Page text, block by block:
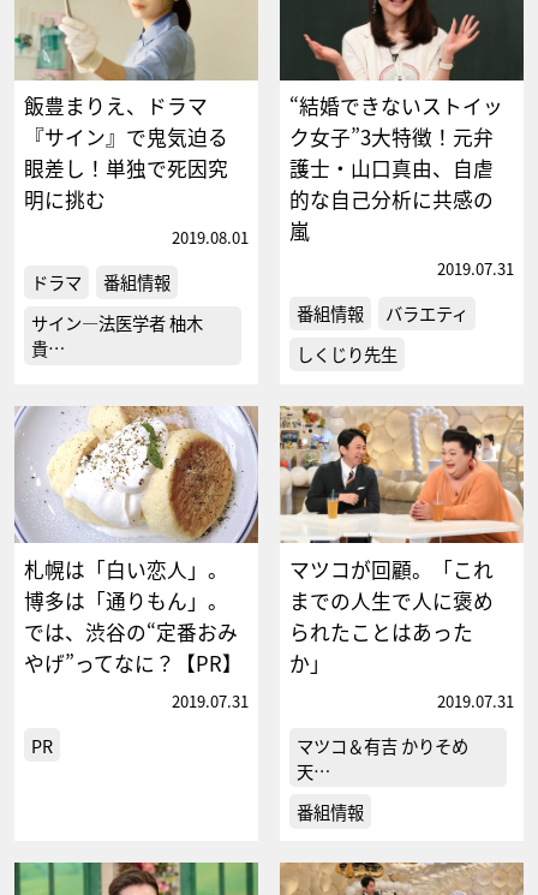
飯豊まりえ、ドラマ
『サイン』で鬼気迫る
眼差し！単独で死因究
明に挑む
2019.08.01
ドラマ
番組情報
サイン―法医学者 柚木
貴…
“結婚できないストイッ
ク女子”3大特徴！元弁
護士・山口真由、自虐
的な自己分析に共感の
嵐
2019.07.31
番組情報
バラエティ
しくじり先生
札幌は「白い恋人」。
博多は「通りもん」。
では、渋谷の“定番おみ
やげ”ってなに？【PR】
2019.07.31
PR
マツコが回顧。「これ
までの人生で人に褒め
られたことはあった
か」
2019.07.31
マツコ＆有吉 かりそめ
天…
番組情報